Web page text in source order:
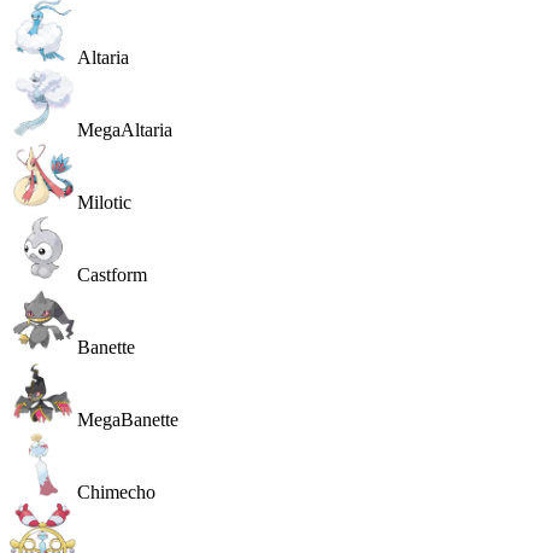
Altaria
MegaAltaria
Milotic
Castform
Banette
MegaBanette
Chimecho